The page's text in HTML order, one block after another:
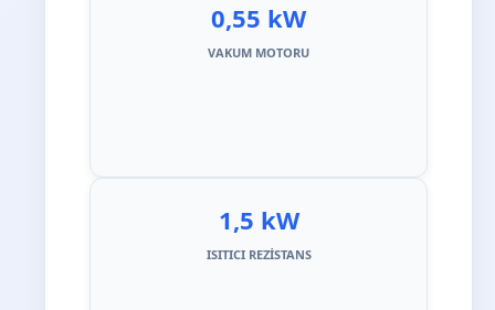
0,55 kW
VAKUM MOTORU
1,5 kW
ISITICI REZISTANS